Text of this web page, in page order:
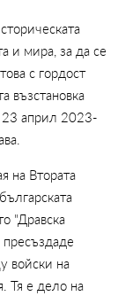
и мира, за да се
с гордост
възстановка
23 април 2023-
на Втората
"Дравска
войски на
Тя е дело на